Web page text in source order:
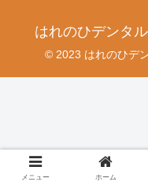
はれのひデンタ
© 2023 はれのひデ
メニュー ホーム